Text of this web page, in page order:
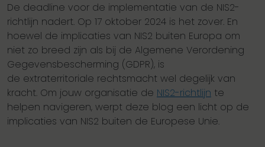
De deadline voor de implementatie van de NIS2-
richtlijn nadert. Op 17 oktober 2024 is het zover. En
hoewel de implicaties van NIS2 buiten Europa om
niet zo breed zijn als bij de Algemene Verordening
Gegevensbescherming (GDPR), is
de extraterritoriale rechtsmacht wel degelijk van
kracht. Om jouw organisatie de NIS2-richtlijn te
helpen navigeren, werpt deze blog een licht op de
implicaties van NIS2 buiten de Europese Unie.